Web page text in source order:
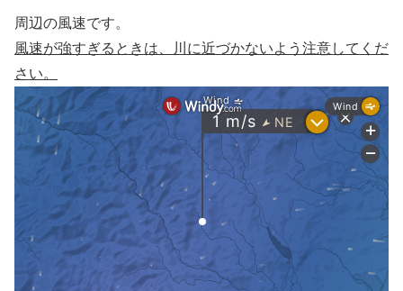
周辺の風速です。
風速が強すぎるときは、川に近づかないよう注意してくだ
さい。